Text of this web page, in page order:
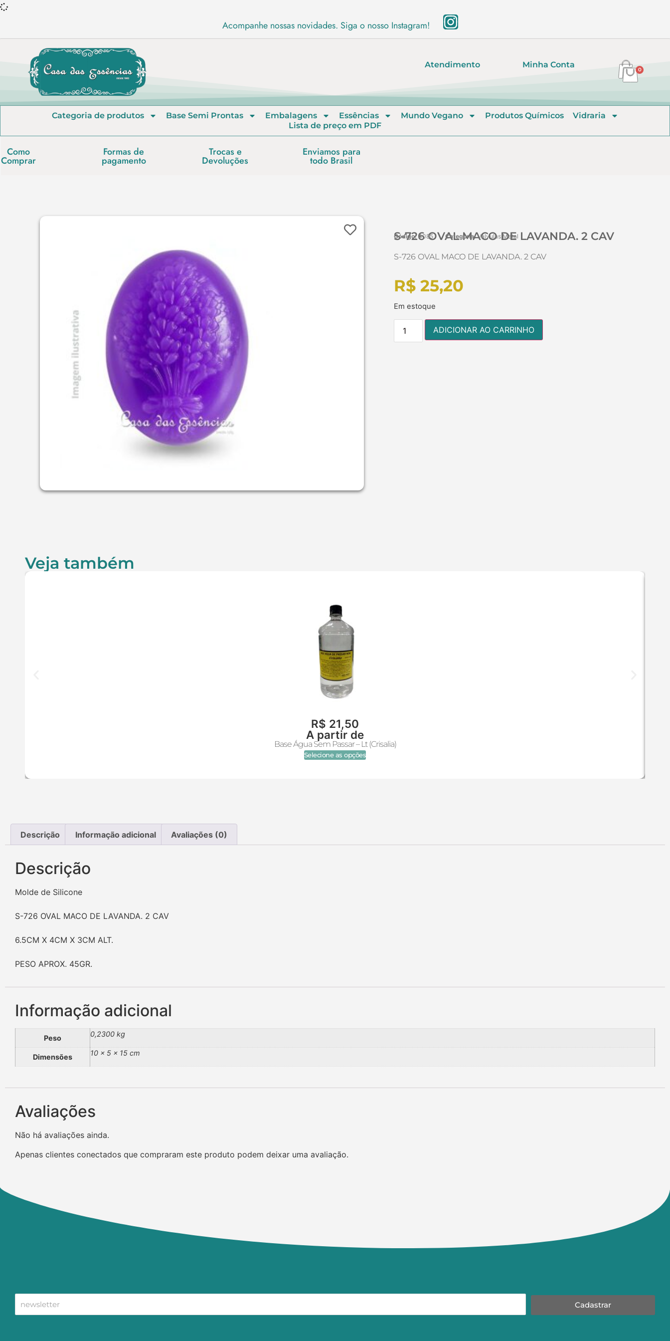
Acompanhe nossas novidades. Siga o nosso Instagram!
Atendimento Minha Conta
0
Categoria de produtos Base Semi Prontas Embalagens Essências Mundo Vegano Produtos Químicos
Vidraria
Lista de preço em PDF
Como
Comprar
Formas de
pagamento
Trocas e
Devoluções
Enviamos para
todo Brasil
S-726 OVAL MACO DE LAVANDA. 2 CAV
Código:4085 Categoria: Valvulas Metal
S-726 OVAL MACO DE LAVANDA. 2 CAV
R$ 25,20
Em estoque
ADICIONAR AO CARRINHO
Veja também
A partir de
R$ 21,50
Base Água Sem Passar – Lt (Crisalia)
Selecione as opções
Descrição Informação adicional Avaliações (0)
Descrição
Molde de Silicone
S-726 OVAL MACO DE LAVANDA. 2 CAV
6.5CM X 4CM X 3CM ALT.
PESO APROX. 45GR.
Informação adicional
Peso 0,2300 kg
Dimensões 10 × 5 × 15 cm
Avaliações
Não há avaliações ainda.
Apenas clientes conectados que compraram este produto podem deixar uma avaliação.
Cadastrar